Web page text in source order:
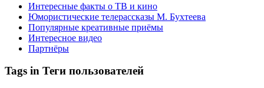
Интересные факты о ТВ и кино
Юмористические телерассказы М. Бухтеева
Популярные креативные приёмы
Интересное видео
Партнёры
Tags in Теги пользователей